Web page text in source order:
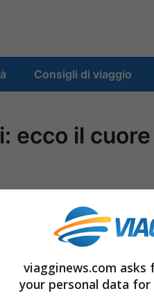
Consigli di viaggio
ecco il
FAI ABBAZIE EREMI
degli italiani? A
sondaggio del
Italiano) in un posto ai
viagginews.com
your personal data